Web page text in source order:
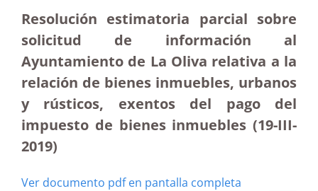
Resolución estimatoria parcial sobre
solicitud de información al
Ayuntamiento de La Oliva relativa a la
relación de bienes inmuebles, urbanos
y rústicos, exentos del pago del
impuesto de bienes inmuebles (19-III-
2019)
Ver documento pdf en pantalla completa